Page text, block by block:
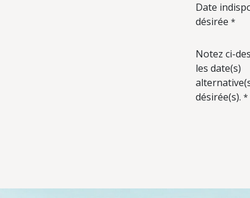
Date
désirée *
Notez ci-
les date(s)
désirée(s). *